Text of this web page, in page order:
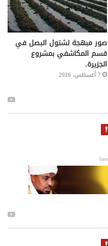
صور مبهجة لشتول البصل في
قسم المكاشفي بمشروع
الجزيرة.
7 أغسطس، 2026